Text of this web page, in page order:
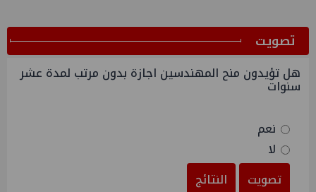
ﺗﺼﻮﻳﺖ
هل تؤيدون منح المهندسين اجازة بدون مرتب لمدة عشر
سنوات
نعم
لا
تصويت
النتائج